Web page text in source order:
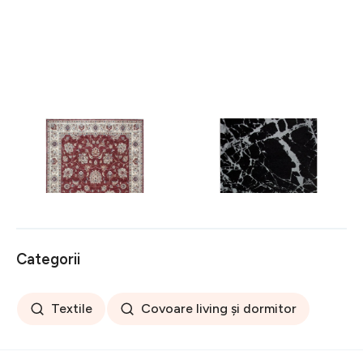
Covor rezistent Eko, ALT
05 - Red, Ivory, 100%
poliester, 80 x 150 cm
256 lei
Covor rezistent SM 21 -
Black, Silver XW, 80x300
441 lei
Categorii
Textile Covoare living și dormitor